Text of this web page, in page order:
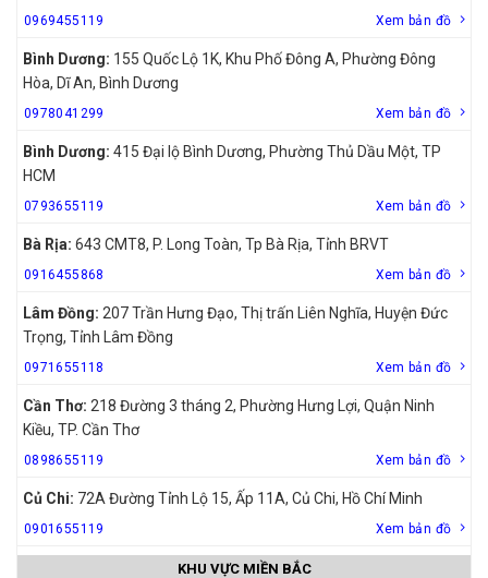
0969455119 Xem bản đồ
Bình Dương: 155 Quốc Lộ 1K, Khu Phố Đông A, Phường Đông
Hòa, Dĩ An, Bình Dương
0978041299 Xem bản đồ
Bình Dương: 415 Đại lộ Bình Dương, Phường Thủ Dầu Một, TP
HCM
0793655119 Xem bản đồ
Bà Rịa: 643 CMT8, P. Long Toàn, Tp Bà Rịa, Tỉnh BRVT
0916455868 Xem bản đồ
Lâm Đồng: 207 Trần Hưng Đạo, Thị trấn Liên Nghĩa, Huyện Đức
Trọng, Tỉnh Lâm Đồng
0971655118 Xem bản đồ
Cần Thơ: 218 Đường 3 tháng 2, Phường Hưng Lợi, Quận Ninh
Kiều, TP. Cần Thơ
0898655119 Xem bản đồ
Củ Chi: 72A Đường Tỉnh Lộ 15, Ấp 11A, Củ Chi, Hồ Chí Minh
0901655119 Xem bản đồ
KHU VỰC MIỀN BẮC